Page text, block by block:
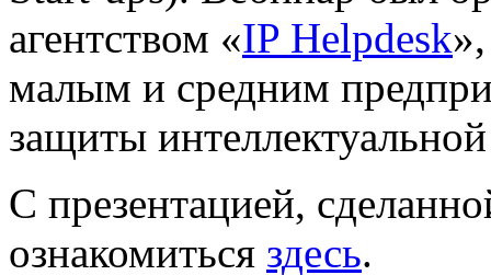
агентством «IP Helpdesk
малым и средним
защиты
С презентацией,
ознакомиться здесь.